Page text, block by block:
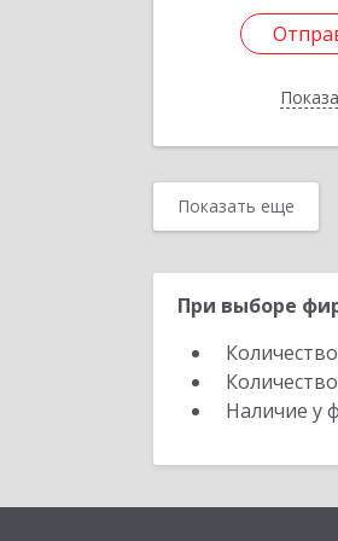
Показать еще
При выборе
Наличие у